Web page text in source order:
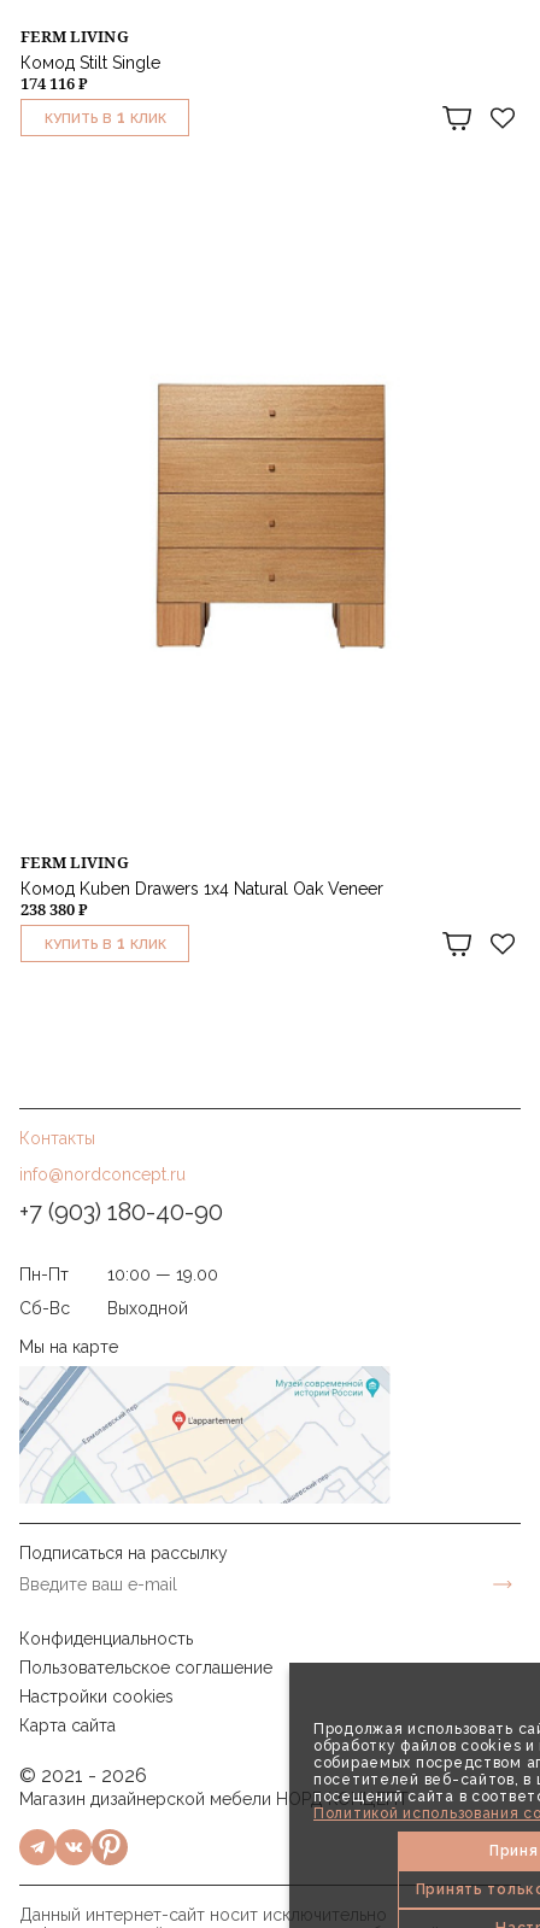
Продолжая использовать
обработку файлов cookies и
собираемых посредством
посетителей веб-сайтов, в
посещений сайта в
Политикой использования
Принять
FERM LIVING
Комод Stilt Single
174 116 ₽
КУПИТЬ В 1 КЛИК
FERM LIVING
Комод Kuben Drawers 1x4 Natural Oak Veneer
238 380 ₽
КУПИТЬ В 1 КЛИК
Контакты
info@nordconcept.ru
+7 (903) 180-40-90
Пн-Пт
10:00 — 19.00
Сб-Вс
Выходной
Мы на карте
Подписаться на рассылку
Конфиденциальность
Пользовательское соглашение
Настройки cookies
Карта сайта
© 2021 - 2026
Магазин дизайнерской мебели НОРД КОНЦЕПТ
Данный интернет-сайт носит исключительно